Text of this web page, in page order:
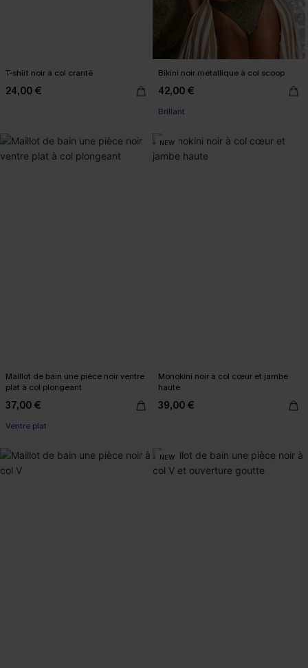
T-shirt noir à col cranté
24,00 €
Bikini noir métallique à col scoop
42,00 €
Brillant
Maillot de bain une pièce noir ventre
plat à col plongeant
37,00 €
Ventre plat
NEW
Monokini noir à col cœur et jambe
haute
39,00 €
NEW